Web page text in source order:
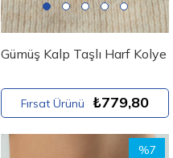
Gümüş Kalp Taşlı Harf Kolye
Fırsat Ürünü ₺779,80
%7